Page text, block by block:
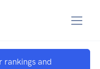
rankings and